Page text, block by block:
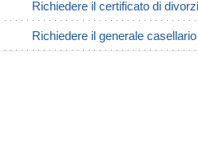
Richiedere il certificato di
Richiedere il generale